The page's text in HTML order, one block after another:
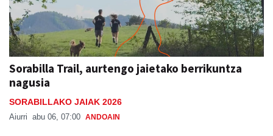
Sorabilla Trail, aurtengo jaietako berrikuntza
nagusia
SORABILLAKO JAIAK 2026
Aiurri abu 06, 07:00 ANDOAIN